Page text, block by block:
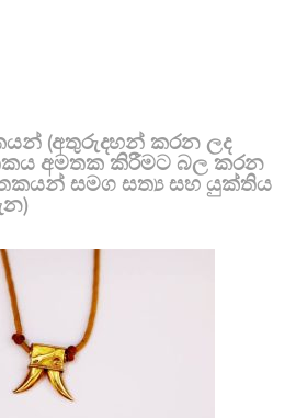
(අතුරුදහන් කරන ලද
අමතක කිරීමට බල කරන
සමග සත්‍ය සහ යුක්තිය